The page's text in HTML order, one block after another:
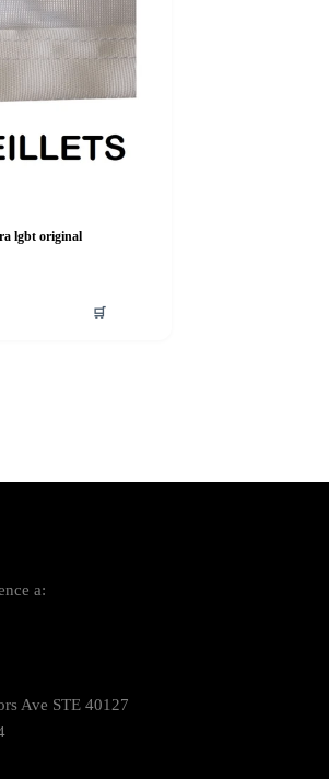
lgbt original
🛒
a:
Ave STE 40127